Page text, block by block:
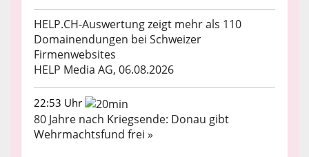
HELP.CH-Auswertung zeigt mehr als 110
Domainendungen bei Schweizer
Firmenwebsites
HELP Media AG, 06.08.2026
22:53 Uhr
80 Jahre nach Kriegsende: Donau gibt
Wehrmachtsfund frei »